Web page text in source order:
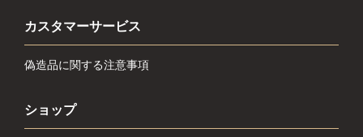
カスタマーサービス
偽造品に関する注意事項
ショップ